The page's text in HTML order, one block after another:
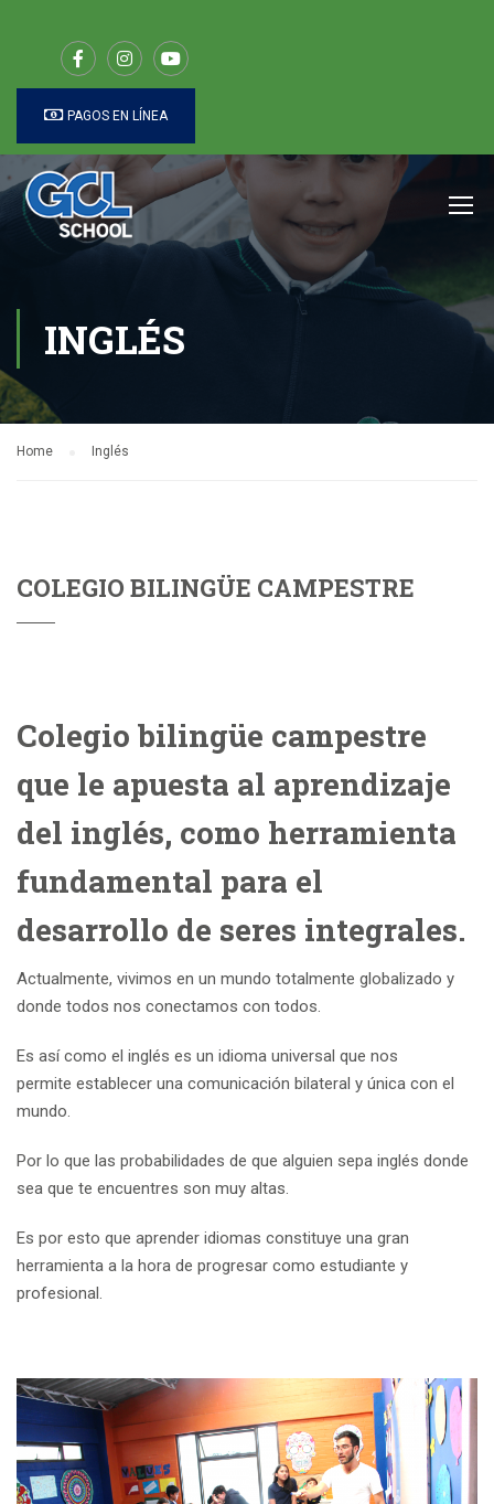
PAGOS EN LÍNEA
INGLÉS
Home Inglés
COLEGIO BILINGÜE CAMPESTRE
Colegio bilingüe campestre
que le apuesta al aprendizaje
del inglés, como herramienta
fundamental para el
desarrollo de seres integrales.
Actualmente, vivimos en un mundo totalmente globalizado y
donde todos nos conectamos con todos.
Es así como el inglés es un idioma universal que nos
permite establecer una comunicación bilateral y única con el
mundo.
Por lo que las probabilidades de que alguien sepa inglés donde
sea que te encuentres son muy altas.
Es por esto que aprender idiomas constituye una gran
herramienta a la hora de progresar como estudiante y
profesional.